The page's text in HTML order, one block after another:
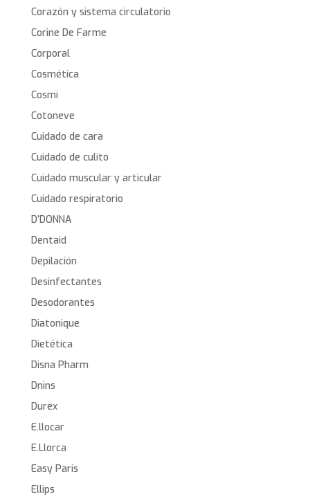
Corazón y sistema circulatorio
Corine De Farme
Corporal
Cosmética
Cosmi
Cotoneve
Cuidado de cara
Cuidado de culito
Cuidado muscular y articular
Cuidado respiratorio
D’DONNA
Dentaid
Depilación
Desinfectantes
Desodorantes
Diatonique
Dietética
Disna Pharm
Dnins
Durex
E.llocar
E.Llorca
Easy Paris
Ellips